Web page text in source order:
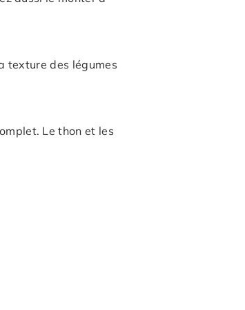
texture des légumes
Le thon et les